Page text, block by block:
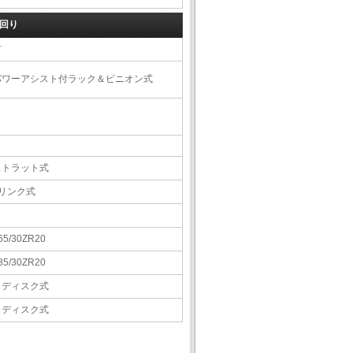
り
ーアシスト付ラック＆ピニオン式
ラット式
ンク式
30ZR20
30ZR20
ィスク式
ィスク式